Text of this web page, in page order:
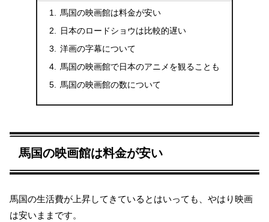
馬国の映画館は料金が安い
日本のロードショウは比較的遅い
洋画の字幕について
馬国の映画館で日本のアニメを観ることも
馬国の映画館の数について
馬国の映画館は料金が安い
馬国の生活費が上昇してきているとはいっても、やはり映画
は安いままです。